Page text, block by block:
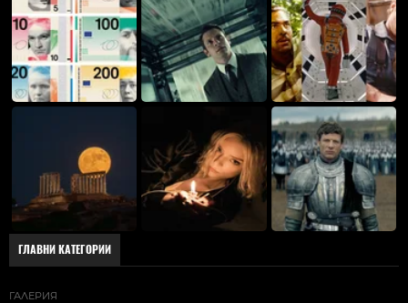
ГЛАВНИ КАТЕГОРИИ
ГАЛЕРИЯ